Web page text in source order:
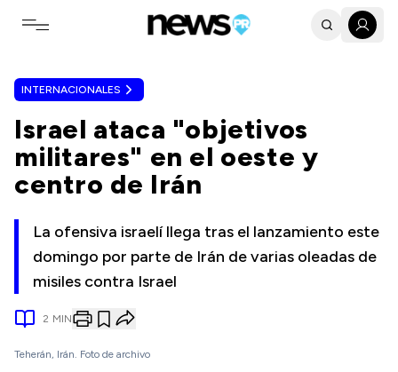
Toggle navigation menu
INTERNACIONALES
Israel ataca "objetivos
militares" en el oeste y
centro de Irán
La ofensiva israelí llega tras el lanzamiento este
domingo por parte de Irán de varias oleadas de
misiles contra Israel
2 MIN
Teherán, Irán. Foto de archivo